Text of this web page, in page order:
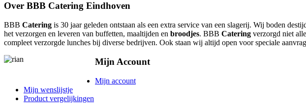
Over BBB Catering Eindhoven
BBB Catering is 30 jaar geleden ontstaan als een extra service van een slagerij. Wij boden
het verzorgen en leveren van buffetten, maaltijden en broodjes. BBB Catering verzorgd niet
compleet verzorgde lunches bij diverse bedrijven. Ook staan wij altijd open voor speciale
Mijn Account
Mijn account
Mijn wenslijstje
Product vergelijkingen